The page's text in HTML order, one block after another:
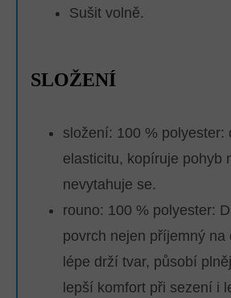
Sušit volně.
SLOŽENÍ
složení: 100 % polyester:
elasticitu, kopíruje pohyb
nevytahuje se.
rouno: 100 % polyester:
povrch nejen příjemný na
lépe drží tvar, působí
lepší komfort při sezení i